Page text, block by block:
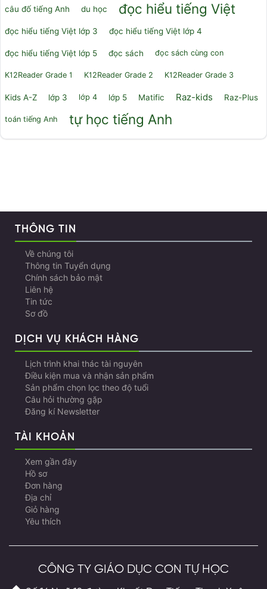
câu đố tiếng Anh du học đọc hiểu tiếng Việt
đọc hiểu tiếng Việt lớp 3 đọc hiểu tiếng Việt lớp 4
đọc hiểu tiếng Việt lớp 5 đọc sách đọc sách cùng con
K12Reader Grade 1 K12Reader Grade 2 K12Reader Grade 3
Kids A-Z lớp 3 lớp 4 lớp 5 Matific Raz-kids Raz-Plus
toán tiếng Anh tự học tiếng Anh
THÔNG TIN
Về chúng tôi
Thông tin Tuyển dụng
Chính sách bảo mật
Liên hệ
Tin tức
Sơ đồ
DỊCH VỤ KHÁCH HÀNG
Lịch trình khai thác tài nguyên
Điều kiện mua và nhận sản phẩm
Sản phẩm chọn lọc theo độ tuổi
Câu hỏi thường gặp
Đăng kí Newsletter
TÀI KHOẢN
Xem gần đây
Hồ sơ
Đơn hàng
Địa chỉ
Giỏ hàng
Yêu thích
CÔNG TY GIÁO DỤC CON TỰ HỌC